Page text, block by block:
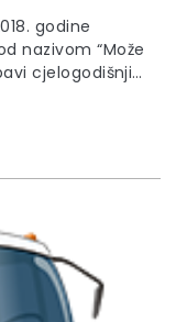
godine
nazivom “Može
cjelogodišnjim